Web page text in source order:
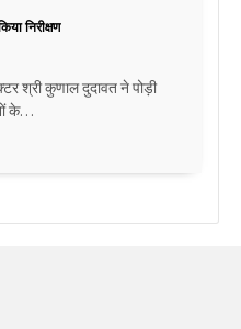
निरीक्षण
श्री कुणाल दुदावत ने पोड़ी
के…